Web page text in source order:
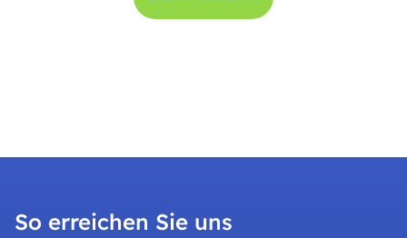
So erreichen Sie uns